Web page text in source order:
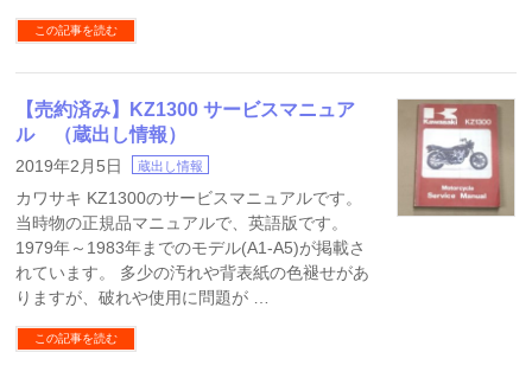
この記事を読む
【売約済み】KZ1300 サービスマニュア
ル （蔵出し情報）
2019年2月5日 蔵出し情報
カワサキ KZ1300のサービスマニュアルです。
当時物の正規品マニュアルで、英語版です。
1979年～1983年までのモデル(A1-A5)が掲載さ
れています。 多少の汚れや背表紙の色褪せがあ
りますが、破れや使用に問題が …
この記事を読む